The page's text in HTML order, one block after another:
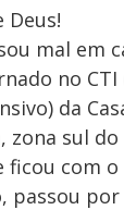
mal em
no CTI
da
zona sul
ficou com
passou por